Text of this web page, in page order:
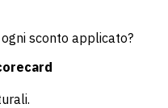
sconto applicato?